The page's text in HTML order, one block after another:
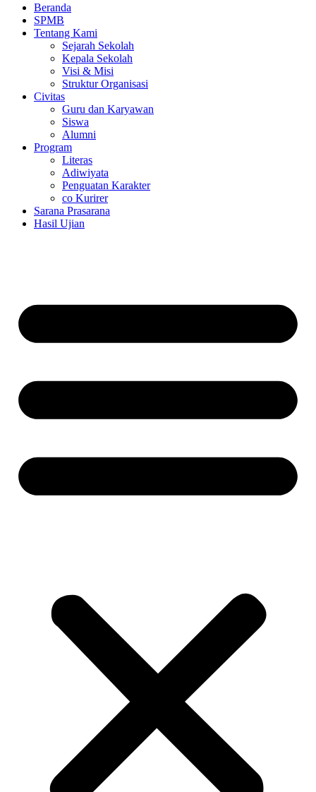
Beranda
SPMB
Tentang Kami
Sejarah Sekolah
Kepala Sekolah
Visi & Misi
Struktur Organisasi
Civitas
Guru dan Karyawan
Siswa
Alumni
Program
Literas
Adiwiyata
Penguatan Karakter
co Kurirer
Sarana Prasarana
Hasil Ujian